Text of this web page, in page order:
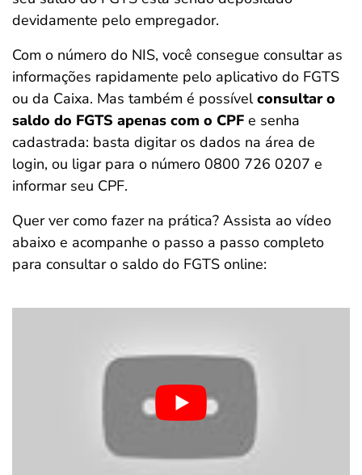
devidamente pelo empregador.
Com o número do NIS, você consegue consultar as
informações rapidamente pelo aplicativo do FGTS
ou da Caixa. Mas também é possívelconsultar o
saldo do FGTS apenas com o CPF e senha
cadastrada: basta digitar os dados na área de
login, ou ligar para o número 0800 726 0207 e
informar seu CPF.
Quer ver como fazer na prática? Assista ao vídeo
abaixo e acompanhe o passo a passo completo
para consultar o saldo do FGTS online: